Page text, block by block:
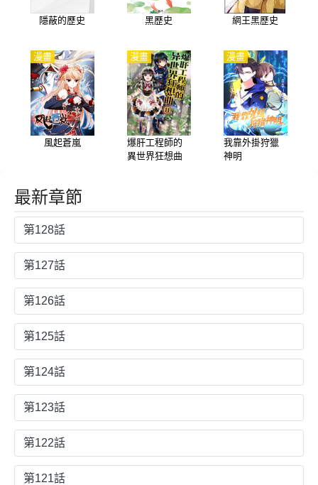
隱蔽的歷史 黑歷史 網王黑歷史
風起蒼嵐
漫畫
爆肝工程師的
異世界狂想曲
漫畫
我靠外掛狩獵
神明
漫畫
最新章節
第128話
第127話
第126話
第125話
第124話
第123話
第122話
第121話